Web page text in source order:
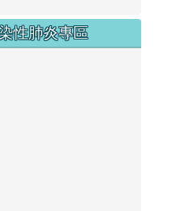
性肺炎專區